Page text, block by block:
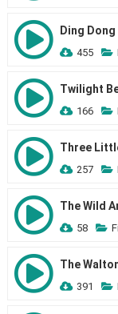
Ding
455
Twilight
166
Three
257
The Wild
58
The
391